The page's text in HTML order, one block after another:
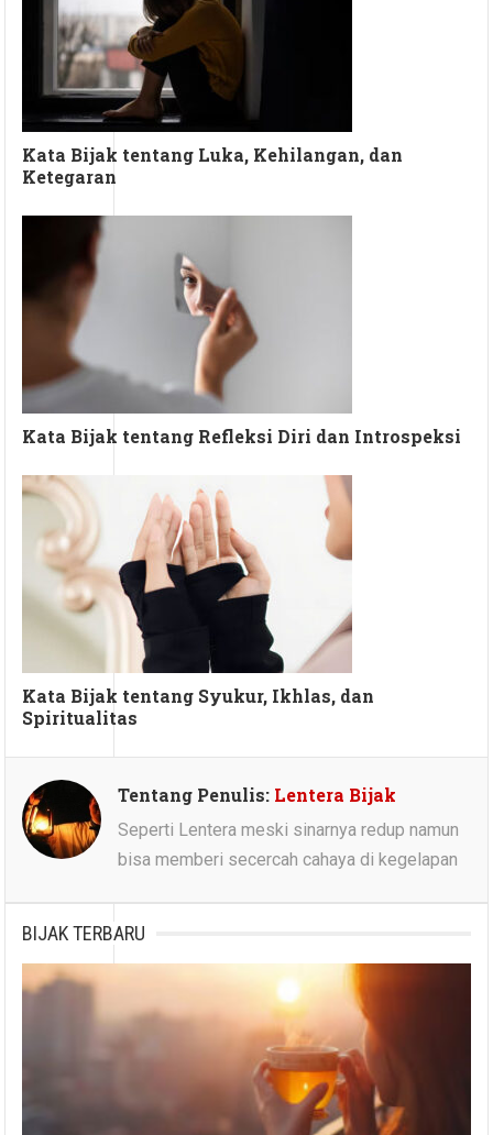
Kata Bijak tentang Luka, Kehilangan, dan
Ketegaran
Kata Bijak tentang Refleksi Diri dan Introspeksi
Kata Bijak tentang Syukur, Ikhlas, dan
Spiritualitas
Tentang Penulis: Lentera Bijak
Seperti Lentera meski sinarnya redup namun
bisa memberi secercah cahaya di kegelapan
BIJAK TERBARU